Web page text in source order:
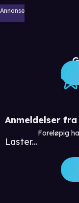
Annonse
Anmeldelser
Laster...
Foreløpig